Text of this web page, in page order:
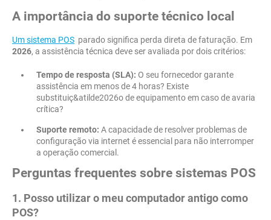
A importância do suporte técnico local
Um sistema POS parado significa perda direta de faturação. Em
2026, a assistência técnica deve ser avaliada por dois critérios:
Tempo de resposta (SLA): O seu fornecedor garante
assistência em menos de 4 horas? Existe
substituiç&atilde2026o de equipamento em caso de avaria
crítica?
Suporte remoto: A capacidade de resolver problemas de
configuração via internet é essencial para não interromper
a operação comercial.
Perguntas frequentes sobre sistemas POS
1. Posso utilizar o meu computador antigo como
POS?